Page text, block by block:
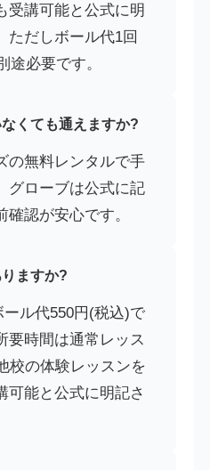
受講可能と公式に明
ただしボール代1回
途必要です。
くても通えますか?
の無料レンタルで手
グローブは公式に記
認が安心です。
ますか?
ル代550円(税込)で
要時間は通常レッス
校の体験レッスンを
可能と公式に明記さ